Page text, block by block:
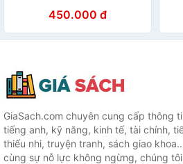
450.000 đ
GiaSach.com chuyên cung cấp thông
tiếng anh, kỹ năng, kinh tế, tài chính,
thiếu nhi, truyện tranh, sách giao
cùng sự nỗ lực không ngừng, chúng